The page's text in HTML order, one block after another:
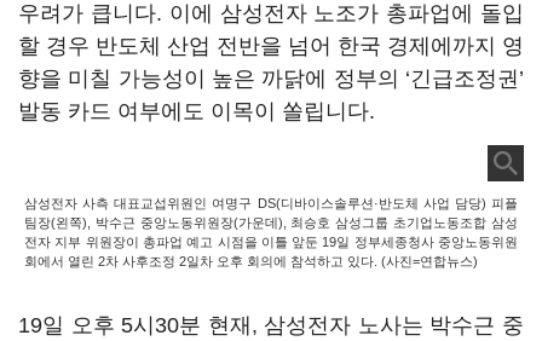
우려가 큽니다. 이에 삼성전자 노조가 총파업에 돌입
할 경우 반도체 산업 전반을 넘어 한국 경제에까지 영
향을 미칠 가능성이 높은 까닭에 정부의 ‘긴급조정권 ’
발동 카드 여부에도 이목이 쏠립니다.
삼성전자 사측 대표교섭위원인 여명구 DS(디바이스솔루션·반도체 사업 담당) 피플
팀장(왼쪽), 박수근 중앙노동위원장(가운데), 최승호 삼성그룹 초기업노동조합 삼성
전자 지부 위원장이 총파업 예고 시점을 이틀 앞둔 19일 정부세종청사 중앙노동위원
회에서 열린 2차 사후조정 2일차 오후 회의에 참석하고 있다. (사진=연합뉴스)
19일 오후5시 30분 현재, 삼성전자 노사는 박수근 중